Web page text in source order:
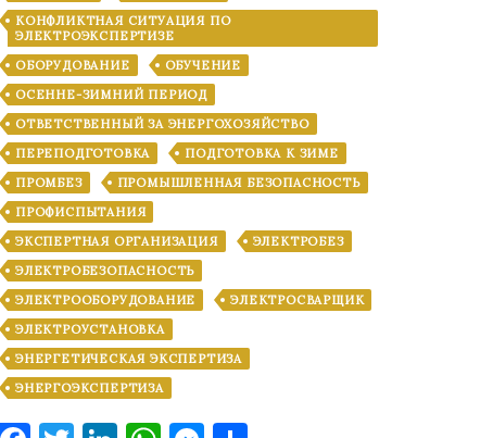
КОНФЛИКТНАЯ СИТУАЦИЯ ПО
ЭЛЕКТРОЭКСПЕРТИЗЕ
ОБОРУДОВАНИЕ
ОБУЧЕНИЕ
ОСЕННЕ-ЗИМНИЙ ПЕРИОД
ОТВЕТСТВЕННЫЙ ЗА ЭНЕРГОХОЗЯЙСТВО
ПЕРЕПОДГОТОВКА
ПОДГОТОВКА К ЗИМЕ
ПРОМБЕЗ
ПРОМЫШЛЕННАЯ БЕЗОПАСНОСТЬ
ПРОФИСПЫТАНИЯ
ЭКСПЕРТНАЯ ОРГАНИЗАЦИЯ
ЭЛЕКТРОБЕЗ
ЭЛЕКТРОБЕЗОПАСНОСТЬ
ЭЛЕКТРООБОРУДОВАНИЕ
ЭЛЕКТРОСВАРЩИК
ЭЛЕКТРОУСТАНОВКА
ЭНЕРГЕТИЧЕСКАЯ ЭКСПЕРТИЗА
ЭНЕРГОЭКСПЕРТИЗА